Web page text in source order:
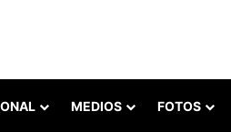
MEDIOS FOTOS